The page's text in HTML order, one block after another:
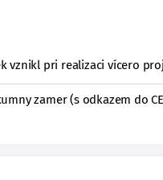
vznikl pri realizaci vícero
zamer (s odkazem do